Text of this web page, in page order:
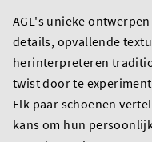
AGL's unieke
details, opvallende
herinterpreteren
twist door te
Elk paar schoenen
kans om hun